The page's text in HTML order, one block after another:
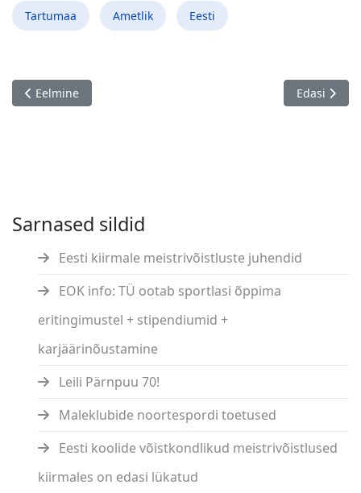
Tartumaa Ametlik Eesti
Eelmine artikkel: Eesti Maleliidu juhtkond täienes
Eelmine Järgmine
Edasi
Sarnased sildid
Eesti kiirmale meistrivõistluste juhendid
EOK info: TÜ ootab sportlasi õppima
eritingimustel + stipendiumid +
karjäärinõustamine
Leili Pärnpuu 70!
Maleklubide noortespordi toetused
Eesti koolide võistkondlikud meistrivõistlused
kiirmales on edasi lükatud